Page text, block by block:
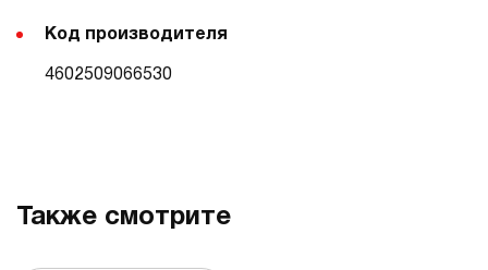
Код производителя
4602509066530
Также смотрите